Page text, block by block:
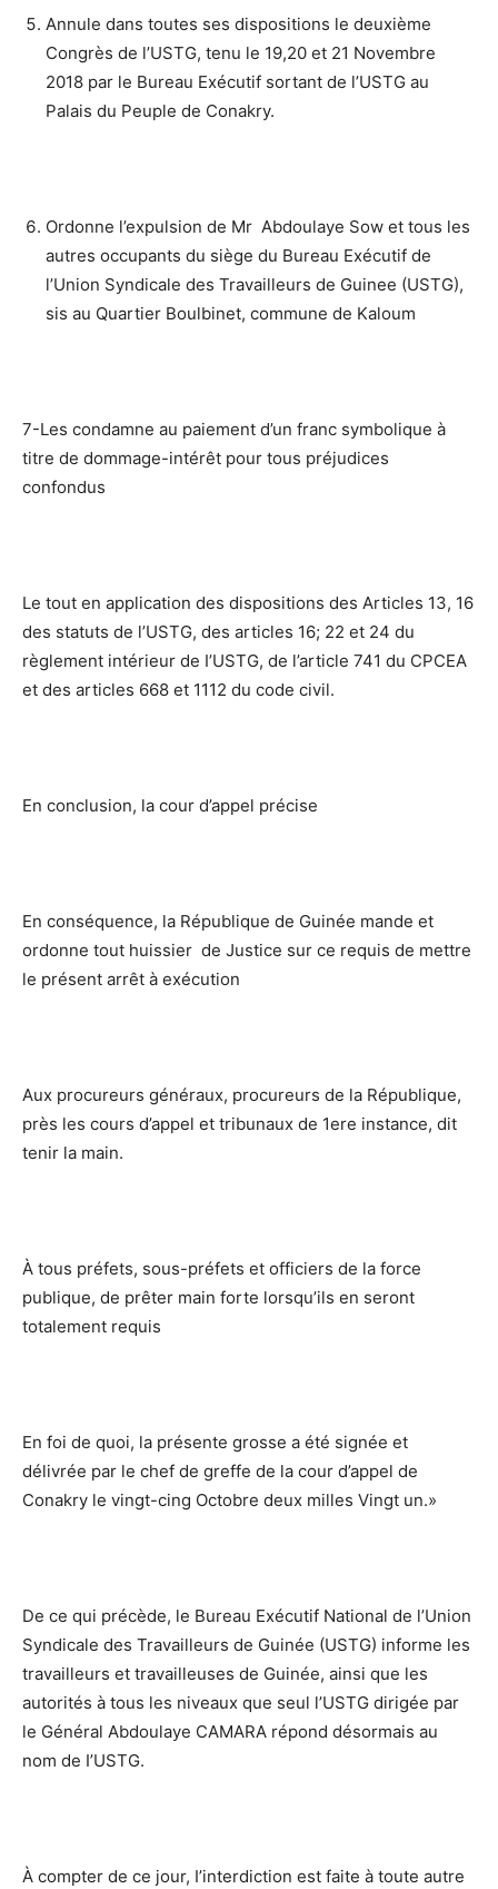
Annule dans toutes ses dispositions le deuxième
Congrès de l’USTG, tenu le 19,20 et 21 Novembre
2018 par le Bureau Exécutif sortant de l’USTG au
Palais du Peuple de Conakry.
Ordonne l’expulsion de Mr Abdoulaye Sow et tous les
autres occupants du siège du Bureau Exécutif de
l’Union Syndicale des Travailleurs de Guinee (USTG),
sis au Quartier Boulbinet, commune de Kaloum
7-Les condamne au paiement d’un franc symbolique à
titre de dommage-intérêt pour tous préjudices
confondus
Le tout en application des dispositions des Articles 13, 16
des statuts de l’USTG, des articles 16; 22 et 24 du
règlement intérieur de I’USTG, de l’article 741 du CPCEA
et des articles 668 et 1112 du code civil.
En conclusion, la cour d’appel précise
En conséquence, la République de Guinée mande et
ordonne tout huissier de Justice sur ce requis de mettre
le présent arrêt à exécution
Aux procureurs généraux, procureurs de la République,
près les cours d’appel et tribunaux de 1ere instance, dit
tenir la main.
À tous préfets, sous-préfets et officiers de la force
publique, de prêter main forte lorsqu’ils en seront
totalement requis
En foi de quoi, la présente grosse a été signée et
délivrée par le chef de greffe de la cour d’appel de
Conakry le vingt-cing Octobre deux milles Vingt un.»
De ce qui précède, le Bureau Exécutif National de l’Union
Syndicale des Travailleurs de Guinée (USTG) informe les
travailleurs et travailleuses de Guinée, ainsi que les
autorités à tous les niveaux que seul l’USTG dirigée par
le Général Abdoulaye CAMARA répond désormais au
nom de I’USTG.
À compter de ce jour, I’interdiction est faite à toute autre